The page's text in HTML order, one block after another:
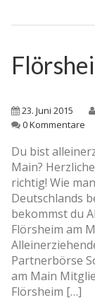
23. Juni 2015
0 Kommentare
Du bist
Main?
richtig! Wie
Deutschlands
bekommst du
Flörsheim am
Partnerbörse
am Main
Flörsheim […]